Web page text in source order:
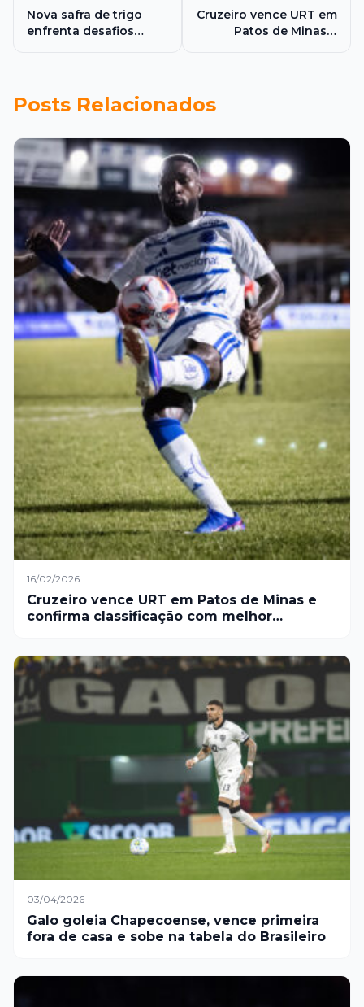
Nova safra de trigo
enfrenta desafios
Cruzeiro vence URT em
Patos de Minas e
Posts Relacionados
16/02/2026
Cruzeiro vence URT em Patos de Minas e
confirma classificação com melhor
03/04/2026
Galo goleia Chapecoense, vence primeira
fora de casa e sobe na tabela do Brasileiro